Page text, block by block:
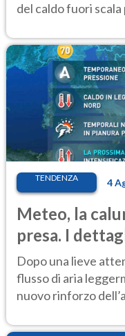
del caldo fuori
TENDENZA 4
Meteo, la
presa. I
Dopo una lieve
flusso di aria
nuovo rinforzo